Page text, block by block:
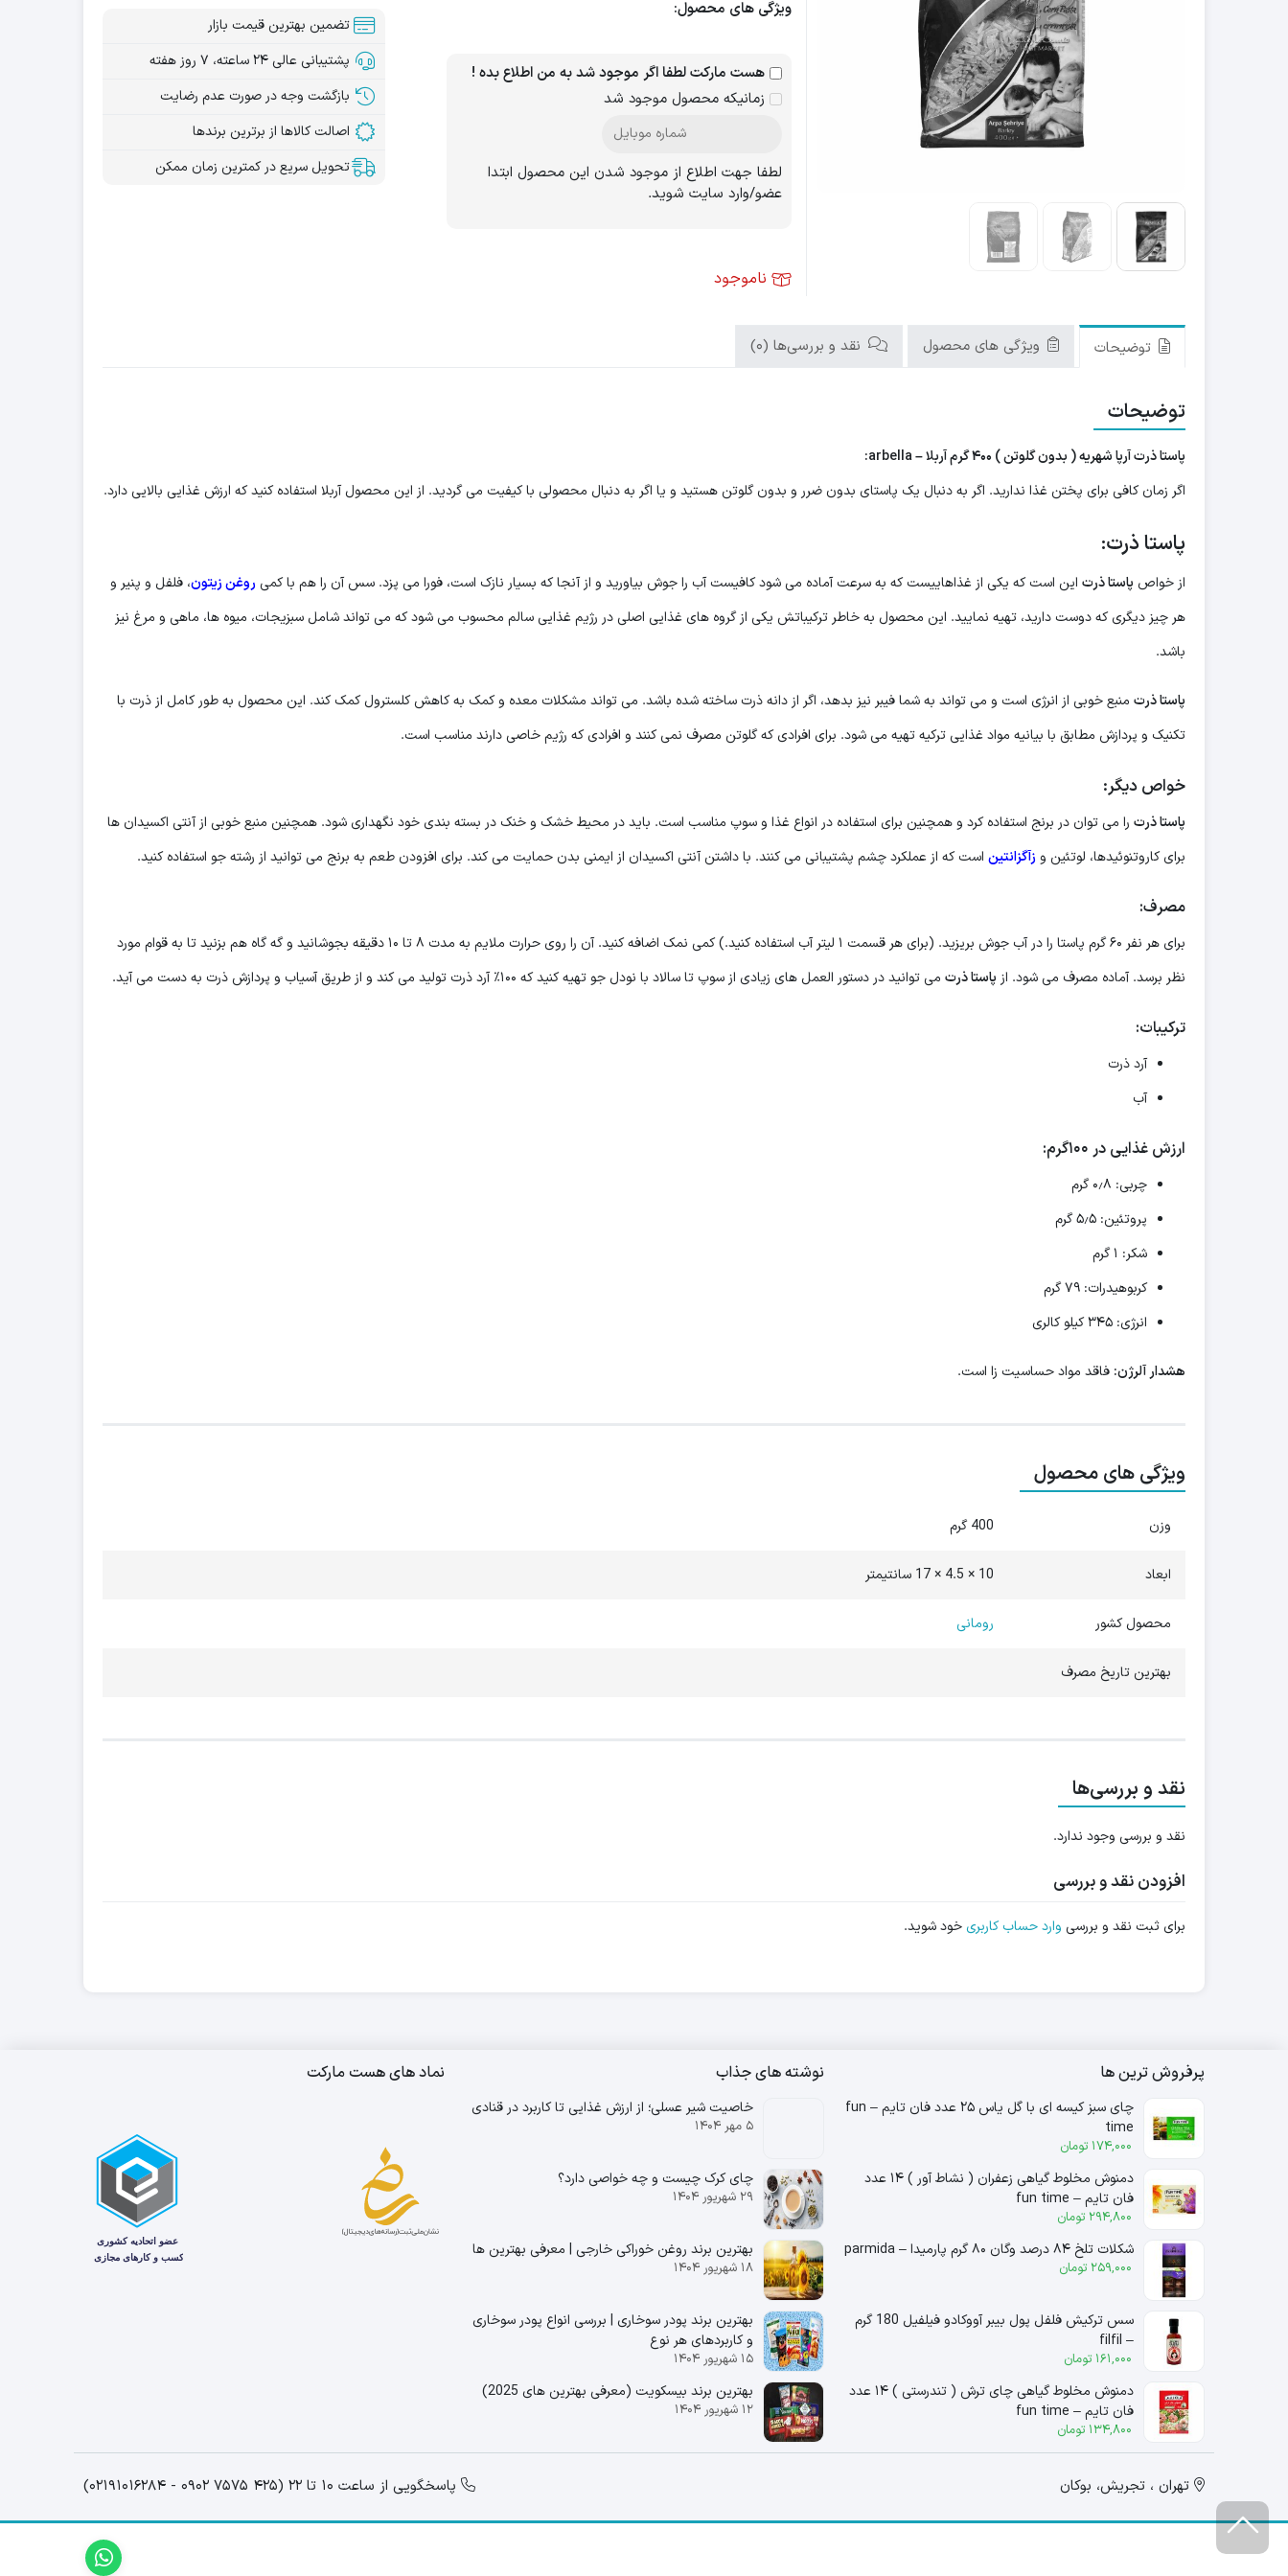
ویژگی های محصول:
هست مارکت لطفا اگر موجود شد به من اطلاع بده !
زمانیکه محصول موجود شد
لطفا جهت اطلاع از موجود شدن این محصول ابتدا
عضو/وارد سایت شوید.
تضمین بهترین قیمت بازار
پشتیبانی عالی ۲۴ ساعته، ۷ روز هفته
بازگشت وجه در صورت عدم رضایت
اصالت کالاها از برترین برندها
تحویل سریع در کمترین زمان ممکن
ناموجود
توضیحات ویژگی های محصول نقد و بررسی‌ها (0)
توضیحات
پاستا ذرت آرپا شهریه ( بدون گلوتن ) ۴۰۰ گرم آربلا – arbella:
اگر زمان کافی برای پختن غذا ندارید. اگر به دنبال یک پاستای بدون ضرر و بدون گلوتن هستید و یا اگر به دنبال محصولی با کیفیت می گردید. از این محصول آربلا استفاده کنید که ارزش غذایی بالایی دارد.
پاستا ذرت:
از خواص پاستا ذرت این است که یکی از غذاهاییست که به سرعت آماده می شود کافیست آب را جوش بیاورید و از آنجا که بسیار نازک است، فورا می پزد. سس آن را هم با کمی روغن زیتون، فلفل و پنیر و
هر چیز دیگری که دوست دارید، تهیه نمایید. این محصول به خاطر ترکیباتش یکی از گروه های غذایی اصلی در رژیم غذایی سالم محسوب می شود که می تواند شامل سبزیجات، میوه ها، ماهی و مرغ نیز
باشد.
پاستا ذرت منبع خوبی از انرژی است و می تواند به شما فیبر نیز بدهد، اگر از دانه ذرت ساخته شده باشد. می تواند مشکلات معده و کمک به کاهش کلسترول کمک کند. این محصول به طور کامل از ذرت با
تکنیک و پردازش مطابق با بیانیه مواد غذایی ترکیه تهیه می شود. برای افرادی که گلوتن مصرف نمی کنند و افرادی که رژیم خاصی دارند مناسب است.
خواص دیگر:
پاستا ذرت را می توان در برنج استفاده کرد و همچنین برای استفاده در انواع غذا و سوپ مناسب است. باید در محیط خشک و خنک در بسته بندی خود نگهداری شود. همچنین منبع خوبی از آنتی اکسیدان ها
برای کاروتنوئیدها، لوتئین و زآگزانتین است که از عملکرد چشم پشتیبانی می کنند. با داشتن آنتی اکسیدان از ایمنی بدن حمایت می کند. برای افزودن طعم به برنج می توانید از رشته جو استفاده کنید.
مصرف:
برای هر نفر ۶۰ گرم پاستا را در آب جوش بریزید. (برای هر قسمت ۱ لیتر آب استفاده کنید.) کمی نمک اضافه کنید. آن را روی حرارت ملایم به مدت ۸ تا ۱۰ دقیقه بجوشانید و گه گاه هم بزنید تا به قوام مورد
نظر برسد. آماده مصرف می شود. از پاستا ذرت می توانید در دستور العمل های زیادی از سوپ تا سالاد با نودل جو تهیه کنید که ۱۰۰٪ آرد ذرت تولید می کند و از طریق آسیاب و پردازش ذرت به دست می آید.
ترکیبات:
آرد ذرت
آب
ارزش غذایی در ۱۰۰گرم:
چربی: ۰٫۸ گرم
پروتئین: ۵٫۵ گرم
شکر: ۱ گرم
کربوهیدرات: ۷۹ گرم
انرژی: ۳۴۵ کیلو کالری
هشدار آلرژن: فاقد مواد حساسیت زا است.
ویژگی های محصول
وزن 400 گرم
ابعاد 10 × 4.5 × 17 سانتیمتر
محصول کشور رومانی
بهترین تاریخ مصرف
نقد و بررسی‌ها
نقد و بررسی وجود ندارد.
افزودن نقد و بررسی
برای ثبت نقد و بررسی وارد حساب کاربریخود شوید.
پرفروش ترین ها
چای سبز کیسه ای با گل یاس ۲۵ عدد فان تایم – fun
time
174,000 تومان
دمنوش مخلوط گیاهی زعفران ( نشاط آور ) ۱۴ عدد
فان تایم – fun time
294,800 تومان
شکلات تلخ ۸۴ درصد وگان ۸۰ گرم پارمیدا – parmida
259,000 تومان
سس ترکیش فلفل پول بیبر آووکادو فیلفیل 180 گرم
– filfil
161,000 تومان
دمنوش مخلوط گیاهی چای ترش ( تندرستی ) ۱۴ عدد
فان تایم – fun time
134,800 تومان
نوشته های جذاب
خاصیت شیر عسلی؛ از ارزش غذایی تا کاربرد در قنادی
۵ مهر ۱۴۰۴
چای کرک چیست و چه خواصی دارد؟
۲۹ شهریور ۱۴۰۴
بهترین برند روغن خوراکی خارجی | معرفی بهترین ها
۱۸ شهریور ۱۴۰۴
بهترین برند پودر سوخاری | بررسی انواع پودر سوخاری
و کاربردهای هر نوع
۱۵ شهریور ۱۴۰۴
بهترین برند بیسکویت (معرفی بهترین‌ های 2025)
۱۲ شهریور ۱۴۰۴
نماد های هست مارکت
تهران ، تجریش، بوکان پاسخگویی از ساعت 10 تا 22 (425 7575 0902 - 02191016284)